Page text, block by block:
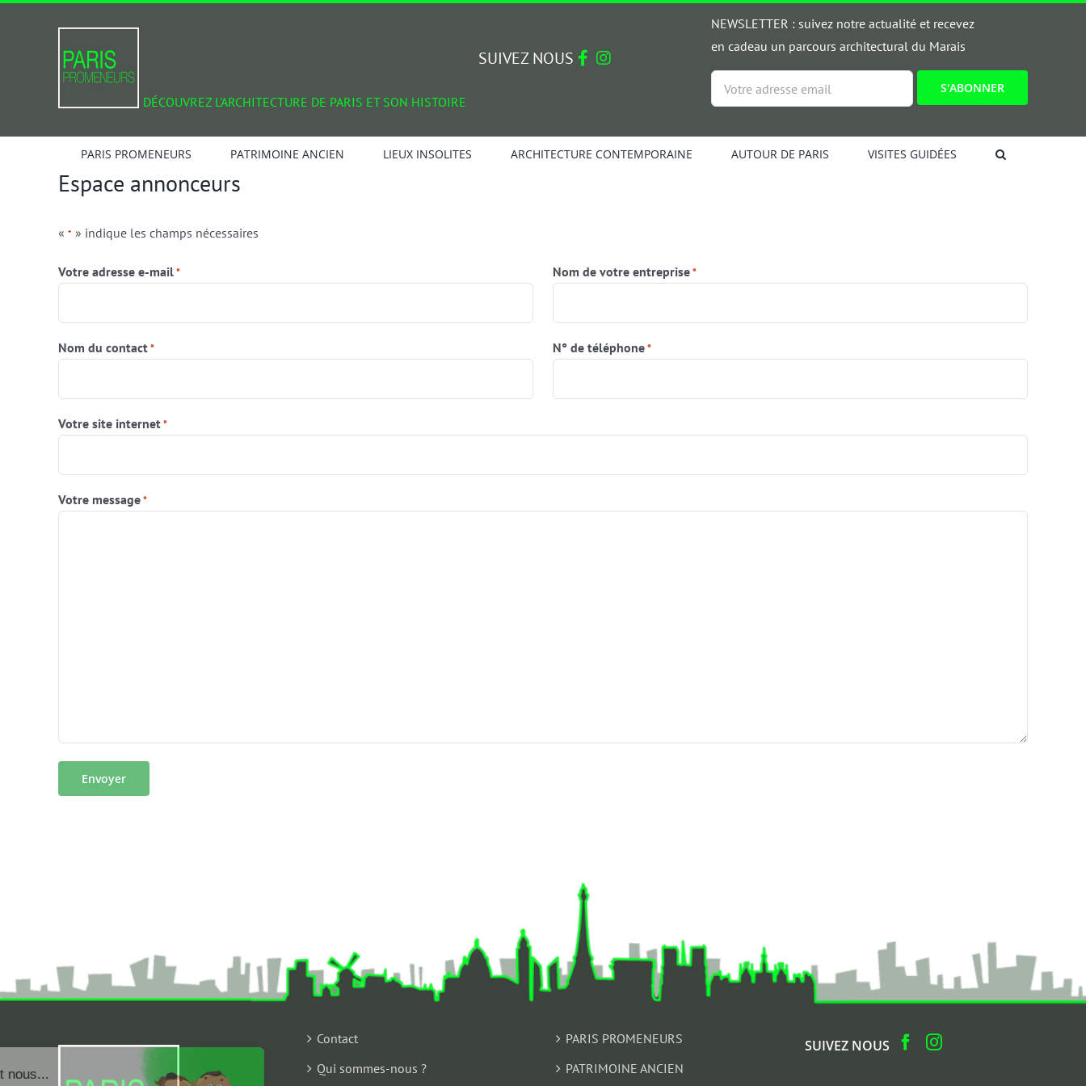
DÉCOUVREZ L'ARCHITECTURE DE PARIS ET SON HISTOIRE
SUIVEZ NOUS
NEWSLETTER : suivez notre actualité et recevez
en cadeau un parcours architectural du Marais
Email
*
PARIS PROMENEURS PATRIMOINE ANCIEN LIEUX INSOLITES ARCHITECTURE CONTEMPORAINE AUTOUR DE PARIS VISITES GUIDÉES
Espace annonceurs
« * » indique les champs nécessaires
Votre adresse e-mail* Nom de votre entreprise*
Nom du contact* N° de téléphone*
Votre site internet*
Votre message*
Contact
Qui sommes-nous ?
PARIS PROMENEURS
PATRIMOINE ANCIEN
SUIVEZ NOUS
Salut c'est nous...